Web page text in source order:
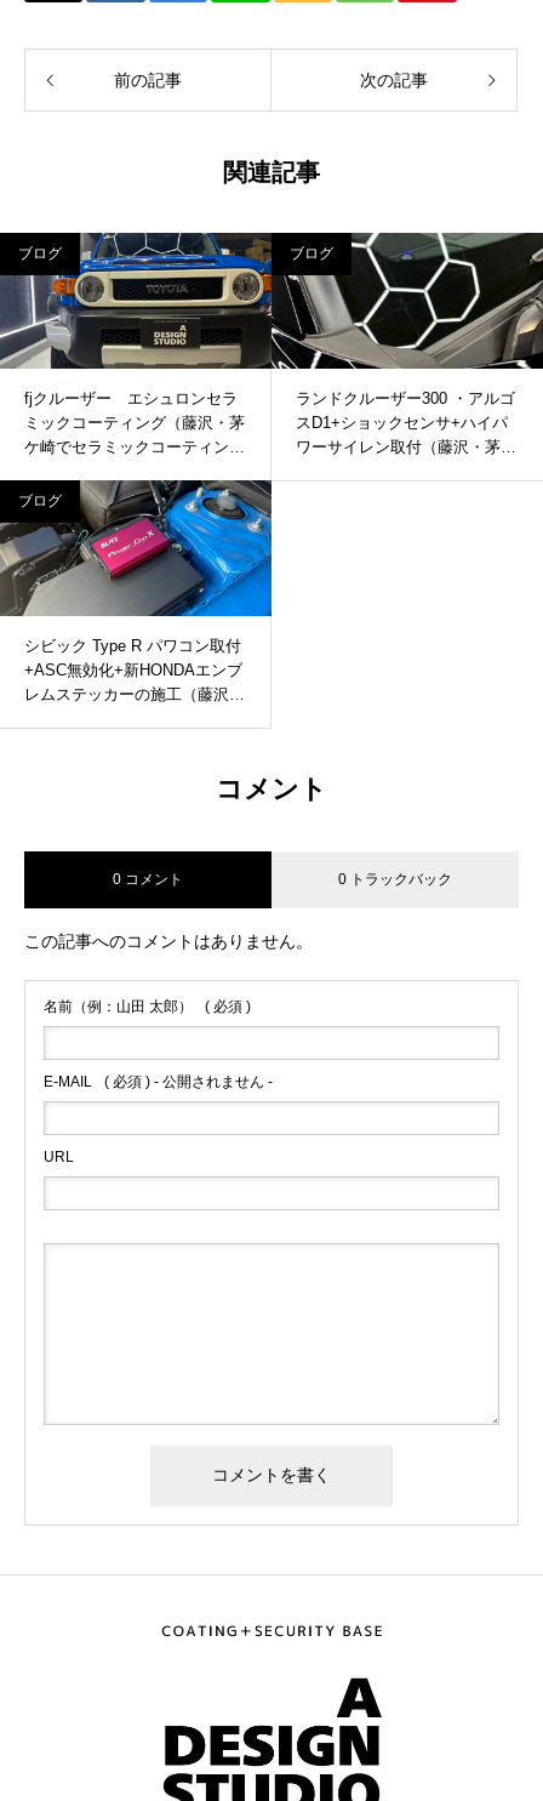
前の記事 次の記事
関連記事
ブログ
fjクルーザー エシュロンセラ
ミックコーティング（藤沢・茅
ケ崎でセラミックコーティン
ならADSへ）
ブログ
ランドクルーザー300 ・アルゴ
スD1+ショックセンサ+ハイパ
ワーサイレン取付（藤沢・茅ケ
ブログ
シビック Type R パワコン取付
+ASC無効化+新HONDAエンブ
レムステッカーの施工（藤沢・
コメント
0 コメント 0 トラックバック
この記事へのコメントはありません。
名前（例：山田 太郎） ( 必須 )
E-MAIL ( 必須 ) - 公開されません -
URL